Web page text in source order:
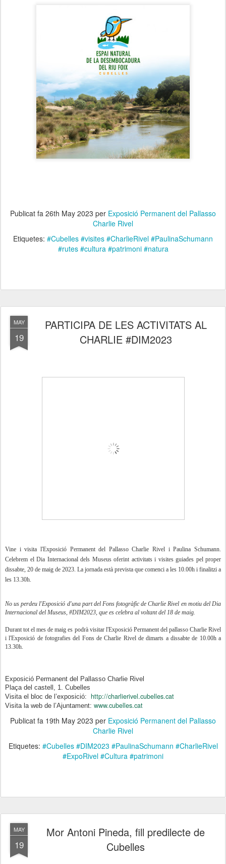
Publicat fa 26th May 2023 per Exposició Permanent del Pallasso
Charlie Rivel
Etiquetes: #Cubelles #visites #CharlieRivel #PaulinaSchumann
#rutes #cultura #patrimoni #natura
MAY
19
PARTICIPA DE LES ACTIVITATS AL
CHARLIE #DIM2023
Vine i visita l'Exposició Permanent del Pallasso Charlie Rivel i Paulina Schumann.
Celebrem el Dia Internacional dels Museus oferint activitats i visites guiades pel proper
dissabte, 20 de maig de 2023. La jornada està prevista que comenci a les 10.00h i finalitzi a
les 13.30h.
No us perdeu l'Exposició d'una part del Fons fotogràfic de Charlie Rivel en motiu del Dia
Internacional del Museus, #DIM2023, que es celebra al voltant del 18 de maig.
Durant tot el mes de maig es podrà visitar l'Exposició Permanent del pallasso Charlie Rivel
i l'Exposició de fotografies del Fons de Charlie Rivel de dimarts a dissabte de 10.00h a
13.30h.
Exposició Permanent del Pallasso Charlie Rivel
Plaça del castell, 1. Cubelles
Visita el bloc de l’exposició: http://charlierivel.cubelles.cat
Visita la web de l’Ajuntament: www.cubelles.cat
Publicat fa 19th May 2023 per Exposició Permanent del Pallasso
Charlie Rivel
Etiquetes: #Cubelles #DIM2023 #PaulinaSchumann #CharlieRivel
#ExpoRivel #Cultura #patrimoni
MAY
19
Mor Antoni Pineda, fill predilecte de
Cubelles